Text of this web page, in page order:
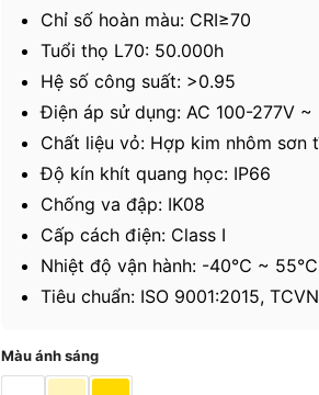
Chỉ số hoàn màu: CRI≥70
Tuổi thọ L70: 50.000h
Hệ số công suất: >0.95
Điện áp sử dụng: AC 100-277V
Chất liệu vỏ: Hợp kim nhôm sơn
Độ kín khít quang học: IP66
Chống va đập: IK08
Cấp cách điện: Class I
Nhiệt độ vận hành: -40℃ ~ 55℃
Tiêu chuẩn: ISO 9001:2015,
Màu ánh sáng